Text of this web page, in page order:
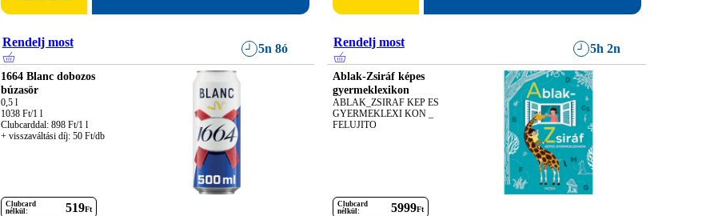
Rendelj most 5n 8ó
1664 Blanc dobozos
búzasör
0,5 l
1038 Ft/1 l
Clubcarddal: 898 Ft/1 l
+ visszaváltási díj: 50 Ft/db
Clubcard
nélkül:
519Ft
Rendelj most 5h 2n
Ablak-Zsiráf képes
gyermeklexikon
ABLAK_ZSIRAF KEP ES
GYERMEKLEXI KON _
FELUJITO
Clubcard
nélkül:
5999Ft